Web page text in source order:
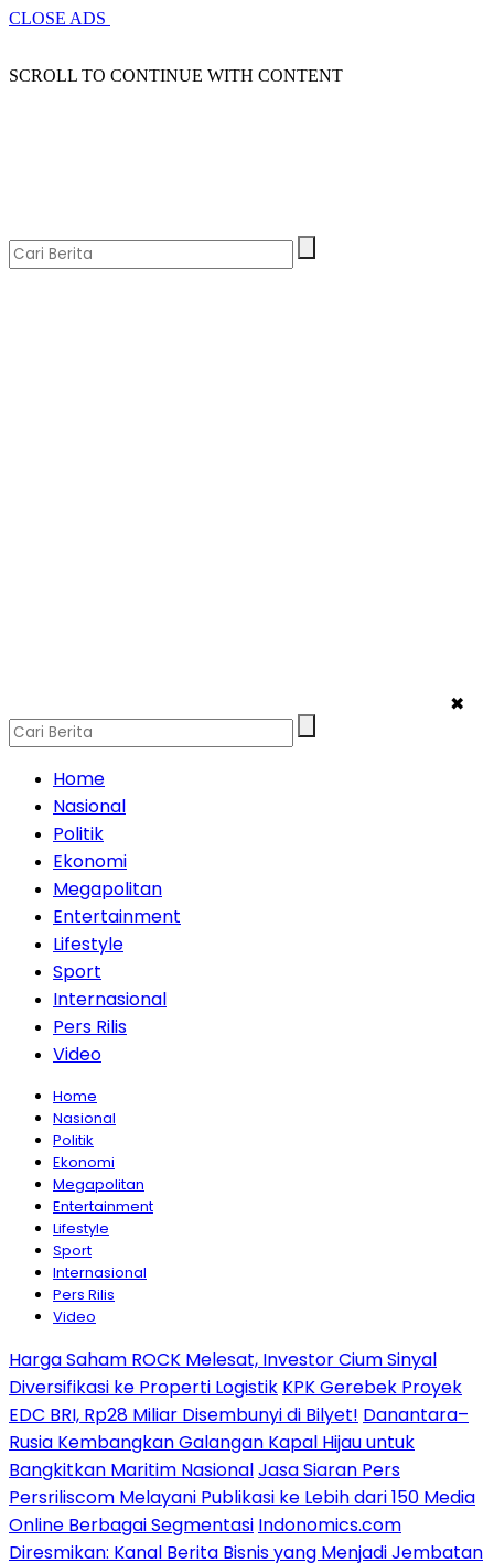
CLOSE ADS
SCROLL TO CONTINUE WITH CONTENT
✖
Home
Nasional
Politik
Ekonomi
Megapolitan
Entertainment
Lifestyle
Sport
Internasional
Pers Rilis
Video
Home
Nasional
Politik
Ekonomi
Megapolitan
Entertainment
Lifestyle
Sport
Internasional
Pers Rilis
Video
Harga Saham ROCK Melesat, Investor Cium Sinyal
Diversifikasi ke Properti Logistik KPK Gerebek Proyek
EDC BRI, Rp28 Miliar Disembunyi di Bilyet! Danantara–
Rusia Kembangkan Galangan Kapal Hijau untuk
Bangkitkan Maritim NasionalJasa Siaran Pers
Persriliscom Melayani Publikasi ke Lebih dari 150 Media
Online Berbagai Segmentasi Indonomics.com
Diresmikan: Kanal Berita Bisnis yang Menjadi Jembatan